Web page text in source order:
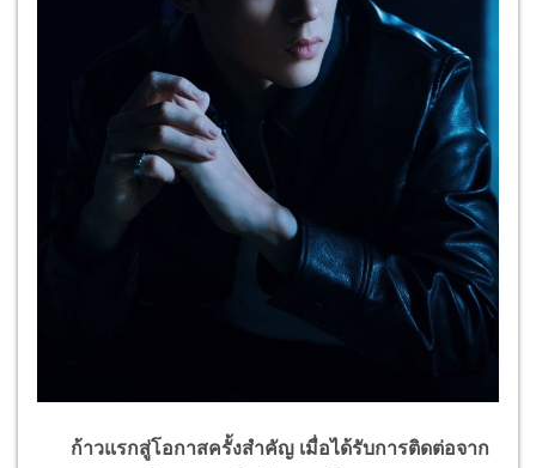
ก้าวแรกสู่โอกาสครั้งสำคัญ เมื่อได้รับการติดต่อจาก